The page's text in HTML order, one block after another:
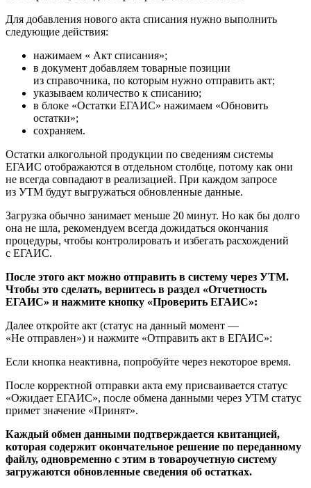
Для добавления нового акта списания нужно выполнить
следующие действия:
нажимаем « Акт списания»;
в документ добавляем товарные позиции
из справочника, по которым нужно отправить акт;
указываем количество к списанию;
в блоке «Остатки ЕГАИС» нажимаем «Обновить
остатки»;
сохраняем.
Остатки алкогольной продукции по сведениям системы
ЕГАИС отображаются в отдельном столбце, потому как они
не всегда совпадают в реализацией. При каждом запросе
из УТМ будут выгружаться обновленные данные.
Загрузка обычно занимает меньше 20 минут. Но как бы долго
она не шла, рекомендуем всегда дожидаться окончания
процедуры, чтобы контролировать и избегать расхождений
с ЕГАИС.
После этого акт можно отправить в систему через УТМ.
Чтобы это сделать, вернитесь в раздел «Отчетность
ЕГАИС» и нажмите кнопку «Проверить ЕГАИС»:
Далее откройте акт (статус на данный момент —
«Не отправлен») и нажмите «Отправить акт в ЕГАИС»:
Если кнопка неактивна, попробуйте через некоторое время.
После корректной отправки акта ему присваивается статус
«Ожидает ЕГАИС», после обмена данными через УТМ статус
примет значение «Принят».
Каждый обмен данными подтверждается квитанцией,
которая содержит окончательное решение по переданному
файлу, одновременно с этим в товароучетную систему
загружаются обновленные сведения об остатках.